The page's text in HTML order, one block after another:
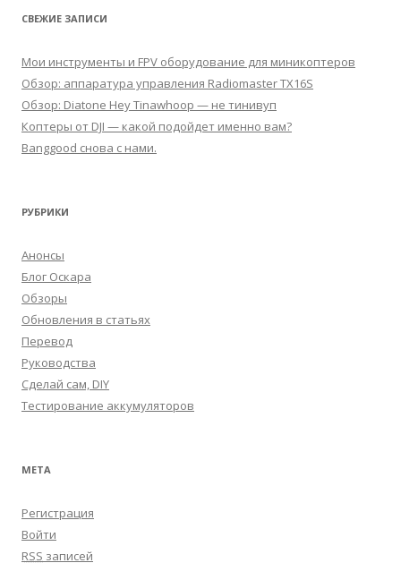
СВЕЖИЕ ЗАПИСИ
Мои инструменты и FPV оборудование для миникоптеров
Обзор: аппаратура управления Radiomaster TX16S
Обзор: Diatone Hey Tinawhoop — не тинивуп
Коптеры от DJI — какой подойдет именно вам?
Banggood снова с нами.
РУБРИКИ
Анонсы
Блог Оскара
Обзоры
Обновления в статьях
Перевод
Руководства
Сделай сам, DIY
Тестирование аккумуляторов
МЕТА
Регистрация
Войти
RSS записей